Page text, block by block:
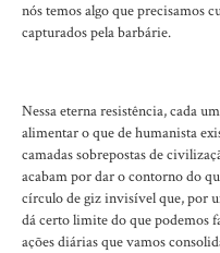
nós temos algo que precisamos
capturados pela barbárie.
Nessa eterna resistência, cada
alimentar o que de humanista
camadas sobrepostas de
acabam por dar o contorno do
círculo de giz invisível que, por
dá certo limite do que podemos
ações diárias que vamos